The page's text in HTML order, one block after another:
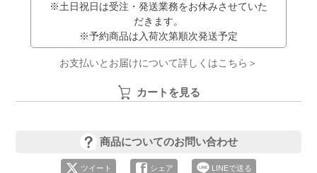
※土日祝日は受注・発送業務をお休みさせていた
だきます。
※予約商品は入荷次第順次発送予定
お支払いとお届けについて詳しくはこちら＞
カートを見る
商品についてのお問い合わせ
ツイート シェア LINEで送る